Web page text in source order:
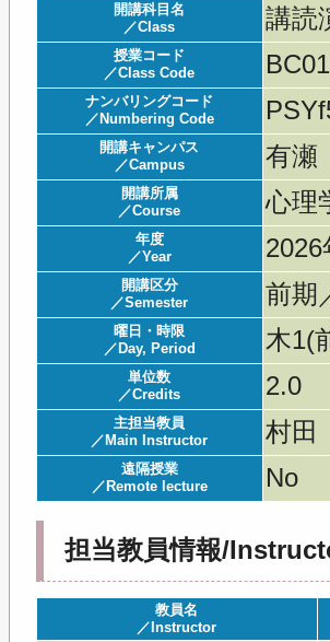
開講科目名
／Class
講読
授業コード
／Class Code
ナンバリングコード
／Numbering Code
開講キャンパス
／Campus
有瀬
開講所属
／Course
心理
年度
／Year
開講区分
／Semester
前期
曜日・時限
／Day, Period
木1(
単位数
／Credits
2.0
主担当教員
／Main Instructor
村田
遠隔授業
／Remote lecture
No
担当教員情報/
教員名
／Instructor